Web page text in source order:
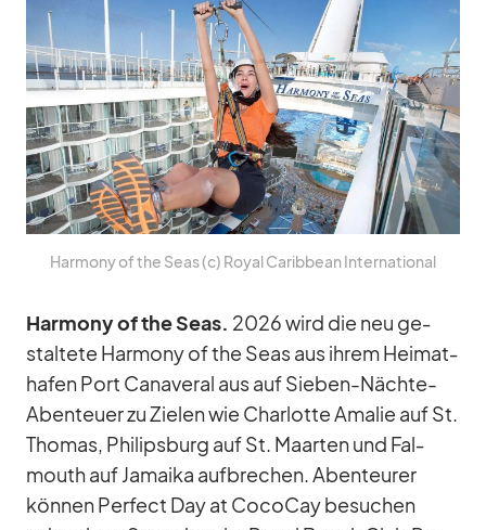
Harm­ony of the Seas (c) Royal Ca­rib­bean In­ter­na­tio­nal
Harm­ony of the Seas. 2026 wird die neu ge­
stal­tete Harm­ony of the Seas aus ih­rem Hei­mat­
ha­fen Port Ca­na­ve­ral aus auf Sie­ben-Nächte-
Aben­teuer zu Zie­len wie Char­lotte Ama­lie auf St.
Tho­mas, Phil­ips­burg auf St. Maar­ten und Fal­
mouth auf Ja­maika auf­bre­chen. Aben­teu­rer
kön­nen Per­fect Day at Co­co­Cay be­su­chen